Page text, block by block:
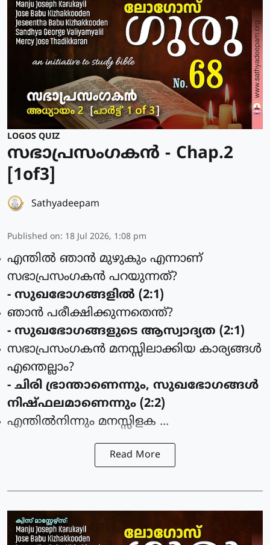
LOGOS QUIZ
സഭാപ്രസംഗകൻ - Chap.2
[1of3]
Sathyadeepam
Published on: 18 Jul 2026, 1:08 pm
എന്തില്‍ ഞാന്‍ മുഴുകും എന്നാണ്
സഭാപ്രസംഗകന്‍ പറയുന്നത്?
- സുഖഭോഗങ്ങളില്‍ (2:1)
ഞാന്‍ പരീക്ഷിക്കുന്നതെന്ത്?
- സുഖഭോഗങ്ങളുടെ ആസ്വാദ്യത (2:1)
സഭാപ്രസംഗകന്‍ മനസ്സിലാക്കിയ കാര്യങ്ങള്‍
എന്തെല്ലാം?
- ചിരി ഭ്രാന്താണെന്നും, സുഖഭോഗങ്ങള്‍
നിഷ്ഫലമാണെന്നും (2:2)
എന്തില്‍നിന്നും മനസ്സിളക ...
Read More